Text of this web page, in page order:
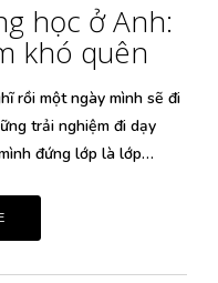
học ở Anh:
khó quên
rồi một ngày mình sẽ đi
trải nghiệm đi dạy
đứng lớp là lớp…